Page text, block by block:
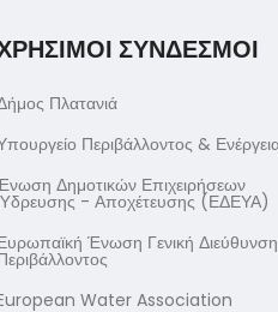
ΣΥΝΔΕΣΜΟΙ
Πλατανιά
Περιβάλλοντος &
Δημοτικών Επιχειρήσεων
- Αποχέτευσης (ΕΔΕΥΑ)
Ένωση Γενική Διεύθυνση
Water Association